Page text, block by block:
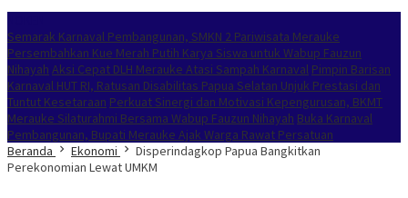
Semarak Karnaval Pembangunan, SMKN 2 Pariwisata Merauke
Persembahkan Kue Merah Putih Karya Siswa untuk Wabup Fauzun
Nihayah Aksi Cepat DLH Merauke Atasi Sampah Karnaval Pimpin Barisan
Karnaval HUT RI, Ratusan Disabilitas Papua Selatan Unjuk Prestasi dan
Tuntut Kesetaraan Perkuat Sinergi dan Motivasi Kepengurusan, BKMT
Merauke Silaturahmi Bersama Wabup Fauzun Nihayah Buka Karnaval
Pembangunan, Bupati Merauke Ajak Warga Rawat Persatuan
Beranda
Ekonomi
Disperindagkop Papua Bangkitkan
Perekonomian Lewat UMKM